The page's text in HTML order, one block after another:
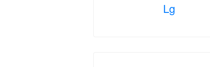
Lg